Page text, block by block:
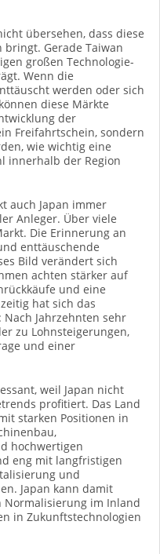
übersehen, dass diese
bringt. Gerade Taiwan
großen Technologie-
Wenn die
werden oder sich
diese Märkte
der
Freifahrtschein, sondern
wie wichtig eine
innerhalb der Region
auch Japan immer
Anleger. Über viele
Die Erinnerung an
enttäuschende
Bild verändert sich
achten stärker auf
und eine
hat sich das
Jahrzehnten sehr
zu Lohnsteigerungen,
und einer
weil Japan nicht
profitiert. Das Land
starken Positionen in
hochwertigen
eng mit langfristigen
und
Japan kann damit
im Inland
in Zukunftstechnologien